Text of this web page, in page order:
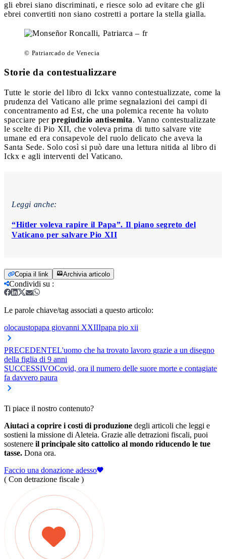
gli ebrei siano discriminati, e riesce solo ad evitare che gli
ebrei convertiti non siano costretti a portare la stella gialla.
© Patriarcado de Venecia
Storie da contestualizzare
Tutte le storie del libro di Ickx vanno contestualizzate, come la
prudenza del Vaticano alle prime segnalazioni dei campi di
concentramento ad Est, che una polemica recente ha voluto
spacciare per pregiudizio antisemita. Vanno contestualizzate
le scelte di Pio XII, che voleva prima di tutto salvare vite
umane ed era consapevole del ruolo delicato che aveva la
Santa Sede. Solo così si può dare una lettura nitida al libro di
Ickx e agli interventi del Vaticano.
Leggi anche:
“Hitler voleva rapire il Papa”. Il piano segreto del
Vaticano per salvare Pio XII
Copia il link Archivia articolo
Condividi su :
Le parole chiave/tag associati a questo articolo:
olocaustopapa giovanni XXIIIpapa pio xii
PRECEDENTEL'uomo che ha trovato lavoro grazie a un disegno
della figlia di 9 anni
SUCCESSIVOCovid, ora il numero delle suore morte e contagiate
fa davvero paura
Ti piace il nostro contenuto?
Aiutaci a coprire i costi di produzione degli articoli che leggi e
sostieni la missione di Aleteia. Grazie alle detrazioni fiscali, puoi
sostenere il principale sito cattolico al mondo riducendo le tue
tasse. Dona ora.
Faccio una donazione adesso
( Con detrazione fiscale )